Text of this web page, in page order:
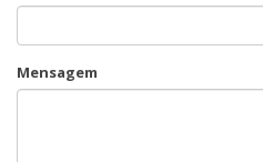
Mensagem